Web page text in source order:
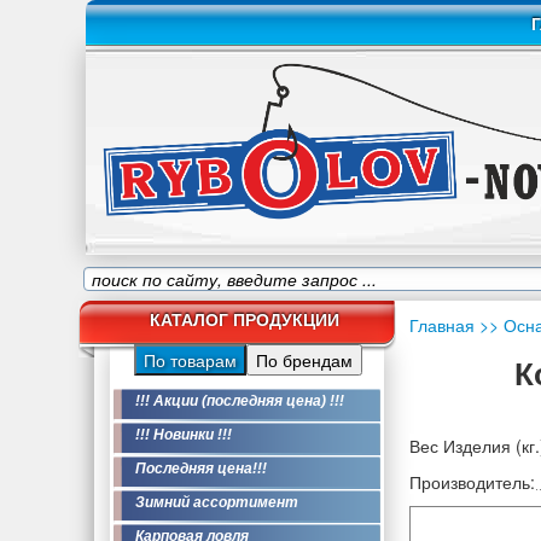
КАТАЛОГ ПРОДУКЦИИ
По товарам По брендам
!!! Акции (последняя цена) !!!
!!! Новинки !!!
Последняя цена!!!
Зимний ассортимент
Карповая ловля
Главная >>
Вес Изделия
Производитель: